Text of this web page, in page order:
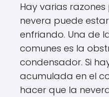
Hay varias
nevera puede
enfriando. Una de
comunes es la
condensador. Si
acumulada en el
hacer que la